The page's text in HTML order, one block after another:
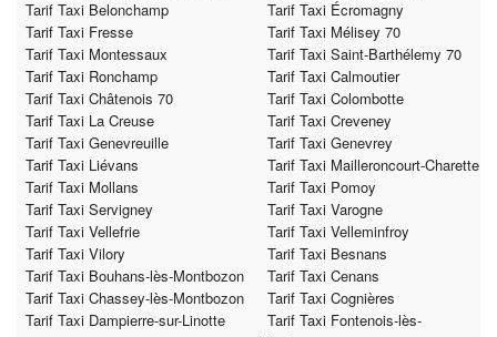
Tarif Taxi Belonchamp
Tarif Taxi Écromagny
Tarif Taxi Fresse
Tarif Taxi Mélisey 70
Tarif Taxi Montessaux
Tarif Taxi Saint-Barthélemy 70
Tarif Taxi Ronchamp
Tarif Taxi Calmoutier
Tarif Taxi Châtenois 70
Tarif Taxi Colombotte
Tarif Taxi La Creuse
Tarif Taxi Creveney
Tarif Taxi Genevreuille
Tarif Taxi Genevrey
Tarif Taxi Liévans
Tarif Taxi Mailleroncourt-Charette
Tarif Taxi Mollans
Tarif Taxi Pomoy
Tarif Taxi Servigney
Tarif Taxi Varogne
Tarif Taxi Vellefrie
Tarif Taxi Velleminfroy
Tarif Taxi Vilory
Tarif Taxi Besnans
Tarif Taxi Bouhans-lès-Montbozon
Tarif Taxi Cenans
Tarif Taxi Chassey-lès-Montbozon
Tarif Taxi Cognières
Tarif Taxi Dampierre-sur-Linotte
Tarif Taxi Fontenois-lès-